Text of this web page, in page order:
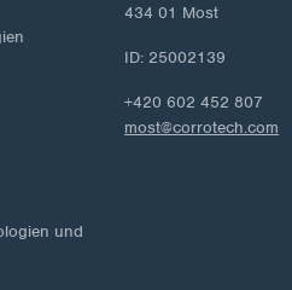
und
434 01 Most
ID: 25002139
+420 602 452 807
most@corrotech.com